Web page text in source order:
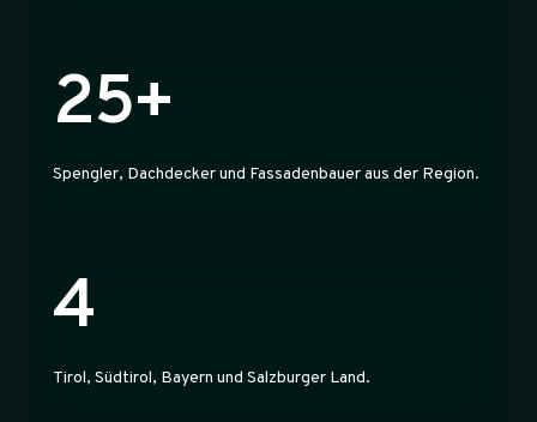
25+
Spengler, Dachdecker und Fassadenbauer aus der Region.
4
Tirol, Südtirol, Bayern und Salzburger Land.